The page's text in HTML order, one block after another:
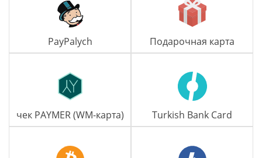
PayPalych Подарочная карта
чек PAYMER (WM-карта) Turkish Bank Card